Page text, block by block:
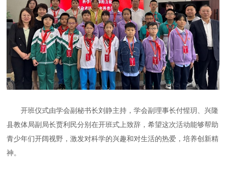
开班仪式由学会副秘书长刘静主持，学会副理事长付惺玥、兴隆
县教体局副局长贾利民分别在开班式上致辞，希望这次活动能够帮助
青少年们开阔视野，激发对科学的兴趣和对生活的热爱，培养创新精
神。